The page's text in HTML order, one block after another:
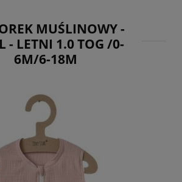
MUŚLINOWY -
- LETNI 1.0 TOG /0-
6M/6-18M